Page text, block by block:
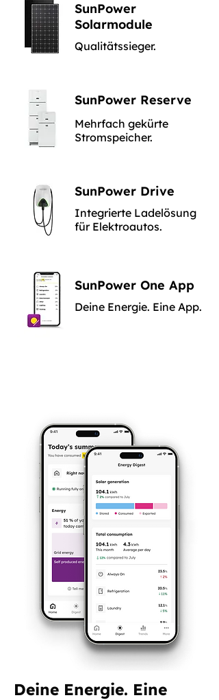
SunPower
Solarmodule
Qualitätssieger.
SunPower Reserve
Mehrfach gekürte
Stromspeicher.
SunPower Drive
Integrierte Ladelösung
für Elektroautos.
SunPower One App
Deine Energie. Eine App.
Deine Energie. Eine